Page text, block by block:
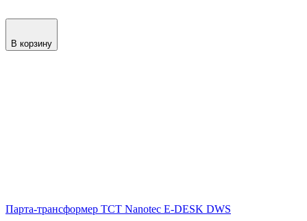
В корзину
Парта-трансформер ТСТ Nanotec E-DESK DWS